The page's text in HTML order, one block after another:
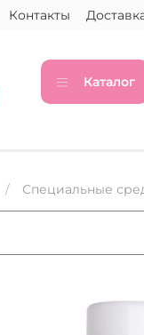
Контакты
Каталог
Специальные